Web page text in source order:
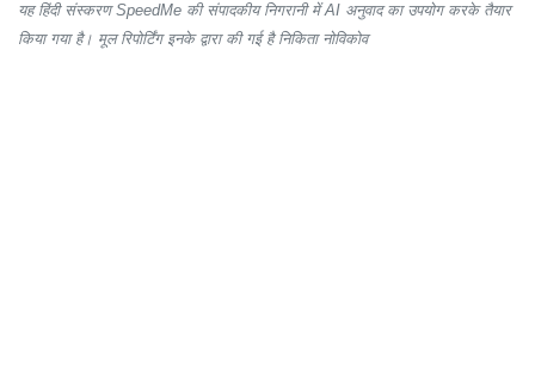
यह हिंदी संस्करण SpeedMe की संपादकीय निगरानी में AI अनुवाद का उपयोग करके तैयार
किया गया है। मूल रिपोर्टिंग इनके द्वारा की गई है निकिता नोविकोव